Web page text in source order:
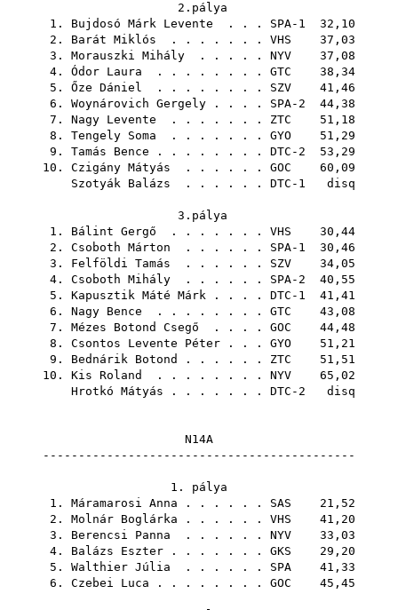
2.pálya
1. Bujdosó Márk Levente . . . SPA-1 32,10
2. Barát Miklós . . . . . . . VHS 37,03
3. Morauszki Mihály . . . . . NYV 37,08
4. Ódor Laura . . . . . . . . GTC 38,34
5. Őze Dániel . . . . . . . . SZV 41,46
6. Woynárovich Gergely . . . . SPA-2 44,38
7. Nagy Levente . . . . . . . ZTC 51,18
8. Tengely Soma . . . . . . . GYO 51,29
9. Tamás Bence . . . . . . . . DTC-2 53,29
10. Czigány Mátyás . . . . . . GOC 60,09
Szotyák Balázs . . . . . . DTC-1 disq
3.pálya
1. Bálint Gergő . . . . . . . VHS 30,44
2. Csoboth Márton . . . . . . SPA-1 30,46
3. Felföldi Tamás . . . . . . SZV 34,05
4. Csoboth Mihály . . . . . . SPA-2 40,55
5. Kapusztik Máté Márk . . . . DTC-1 41,41
6. Nagy Bence . . . . . . . . GTC 43,08
7. Mézes Botond Csegő . . . . GOC 44,48
8. Csontos Levente Péter . . . GYO 51,21
9. Bednárik Botond . . . . . . ZTC 51,51
10. Kis Roland . . . . . . . . NYV 65,02
Hrotkó Mátyás . . . . . . . DTC-2 disq
N14A
--------------------------------------------
1. pálya
1. Máramarosi Anna . . . . . . SAS 21,52
2. Molnár Boglárka . . . . . . VHS 41,20
3. Berencsi Panna . . . . . . NYV 33,03
4. Balázs Eszter . . . . . . . GKS 29,20
5. Walthier Júlia . . . . . . SPA 41,33
6. Czebei Luca . . . . . . . . GOC 45,45